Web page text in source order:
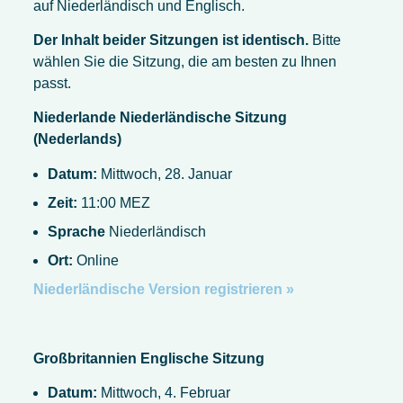
auf Niederländisch und Englisch.
Der Inhalt beider Sitzungen ist identisch. Bitte
wählen Sie die Sitzung, die am besten zu Ihnen
passt.
Niederlande Niederländische Sitzung
(Nederlands)
Datum: Mittwoch, 28. Januar
Zeit: 11:00 MEZ
Sprache Niederländisch
Ort: Online
Niederländische Version registrieren »
Großbritannien Englische Sitzung
Datum: Mittwoch, 4. Februar